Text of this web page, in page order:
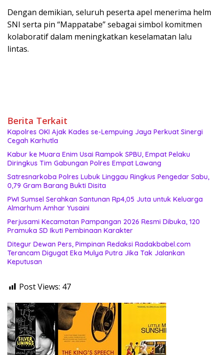
‎Dengan demikian, seluruh peserta apel menerima helm
SNI serta pin “Mappatabe” sebagai simbol komitmen
kolaboratif dalam meningkatkan keselamatan lalu
lintas.
Berita Terkait
Kapolres OKI Ajak Kades se-Lempuing Jaya Perkuat Sinergi
Cegah Karhutla
Kabur ke Muara Enim Usai Rampok SPBU, Empat Pelaku
Diringkus Tim Gabungan Polres Empat Lawang
Satresnarkoba Polres Lubuk Linggau Ringkus Pengedar Sabu,
0,79 Gram Barang Bukti Disita
PWI Sumsel Serahkan Santunan Rp4,05 Juta untuk Keluarga
Almarhum Amhar Yusaini
Perjusami Kecamatan Pampangan 2026 Resmi Dibuka, 120
Pramuka SD Ikuti Pembinaan Karakter
Ditegur Dewan Pers, Pimpinan Redaksi Radakbabel.com
Terancam Digugat Eka Mulya Putra Jika Tak Jalankan
Keputusan
Post Views: 47